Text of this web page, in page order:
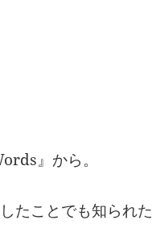
』から。
たことでも知られた